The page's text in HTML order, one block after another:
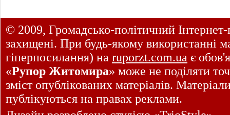
© 2009, Громадсько-політичний
захищені. При будь-якому використанні
гіперпосилання) на ruporzt.com.ua є
«Рупор Житомира» може не поділяти
зміст опублікованих матеріалів.
публікуються на правах реклами.